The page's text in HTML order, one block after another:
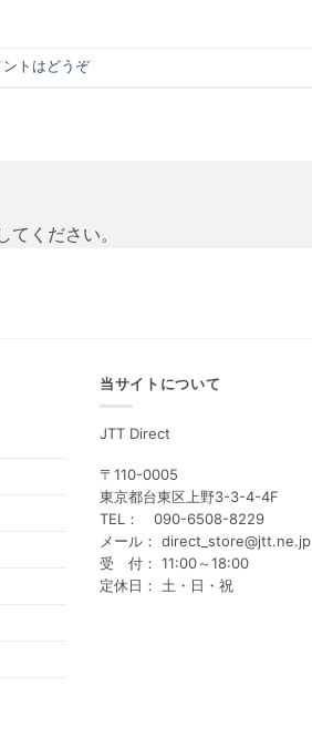
ントはどうぞ
てください。
当サイトについて
JTT Direct
〒110-0005
東京都台東区上野3-3-4-4F
TEL： 090-6508-8229
メール： direct_store@jtt.ne.jp
受 付： 11:00～18:00
定休日： 土・日・祝